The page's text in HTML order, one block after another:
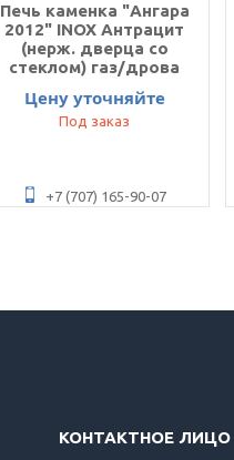
Печь каменка "Ангара
2012" INOX Антрацит
(нерж. дверца со
стеклом) газ/дрова
Цену уточняйте
Под заказ
+7 (707) 165-90-07